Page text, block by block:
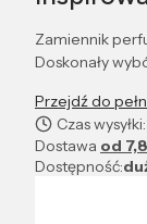
Zamiennik
Doskonały
Przejdź do
Czas wysyłki:
Dostawa od
Dostępność: